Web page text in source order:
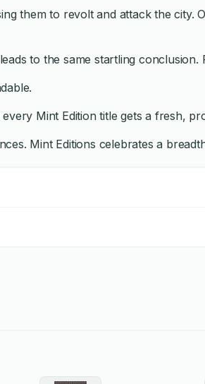
them to revolt and attack the
to the same startling
Mint Edition title gets a fresh,
Mint Editions celebrates a